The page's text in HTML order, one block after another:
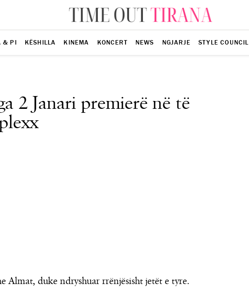
& PI KËSHILLA KINEMA KONCERT NEWS NGJARJE STYLE COUNCIL
2 Janari premierë në të
duke ndryshuar rrënjësisht jetët e tyre.